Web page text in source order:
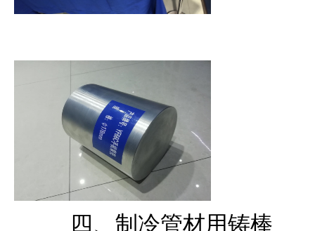
四、制冷管材用铸棒